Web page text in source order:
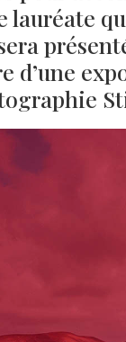
lauréate
d’une